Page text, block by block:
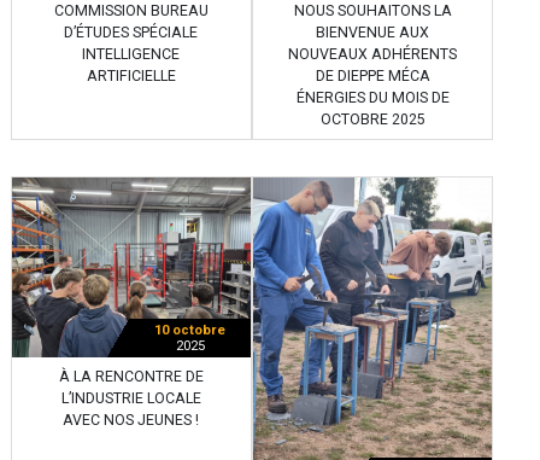
COMMISSION BUREAU
D’ÉTUDES SPÉCIALE
INTELLIGENCE
ARTIFICIELLE
NOUS SOUHAITONS LA
BIENVENUE AUX
NOUVEAUX ADHÉRENTS
DE DIEPPE MÉCA
ÉNERGIES DU MOIS DE
OCTOBRE 2025
10 octobre
2025
À LA RENCONTRE DE
L’INDUSTRIE LOCALE
AVEC NOS JEUNES !